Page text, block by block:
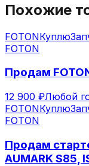
Похожие
FOTON
FOTON
Продам
12 900 ₽Любой
FOTON
FOTON
Продам
AUMARK S85,